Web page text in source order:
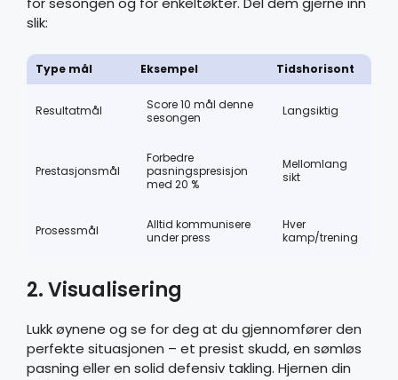
slik:
Type mål Eksempel Tidshorisont
Resultatmål
Score 10 mål denne
sesongen
Langsiktig
Prestasjonsmål
Forbedre
pasningspresisjon
med 20 %
Mellomlang
sikt
Prosessmål
Alltid kommunisere
under press
Hver
kamp/trening
2. Visualisering
Lukk øynene og se for deg at du gjennomfører den
perfekte situasjonen – et presist skudd, en sømløs
pasning eller en solid defensiv takling. Hjernen din